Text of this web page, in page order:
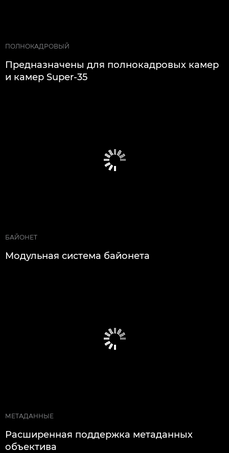
ПОЛНОКАДРОВЫЙ
Предназначены для полнокадровых камер
и камер Super-35
БАЙОНЕТ
Модульная система байонета
МЕТАДАННЫЕ
Расширенная поддержка метаданных
объектива